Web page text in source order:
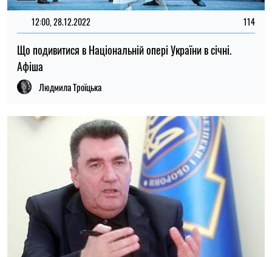
12:00, 28.12.2022 114
Що подивитися в Національній опері України в січні.
Афіша
Людмила Троїцька